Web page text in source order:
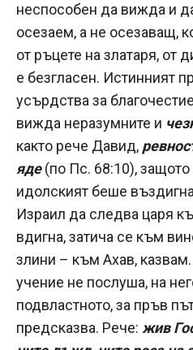
неспособен да вижда и
осезаем, а не осезаващ,
от ръцете на златаря, от
е безгласен. Истинният
усърдства за
вижда неразумните и
както рече Давид,
яде(по Пс. 68:10), защото
идолският беше
Израил да следва царя
вдигна, затича се към
злини – към Ахав,
учение не послуша, на
подвластното, за пръв
предсказва. Рече: жив